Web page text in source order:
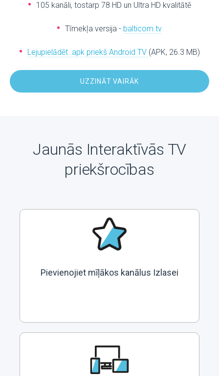
105 kanāli, tostarp 78 HD un Ultra HD kvalitātē
Tīmekļa versija - balticom.tv
Lejupielādēt .apk priekš Android TV (APK, 26.3 MB)
UZZINĀT VAIRĀK
Jaunās Interaktīvās TV
priekšrocības
Pievienojiet mīļākos kanālus Izlasei